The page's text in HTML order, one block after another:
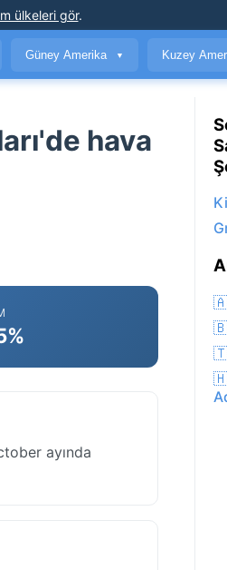
ülkeleri gör.
Güney Amerika ▼ Kuzey
hava
ayında